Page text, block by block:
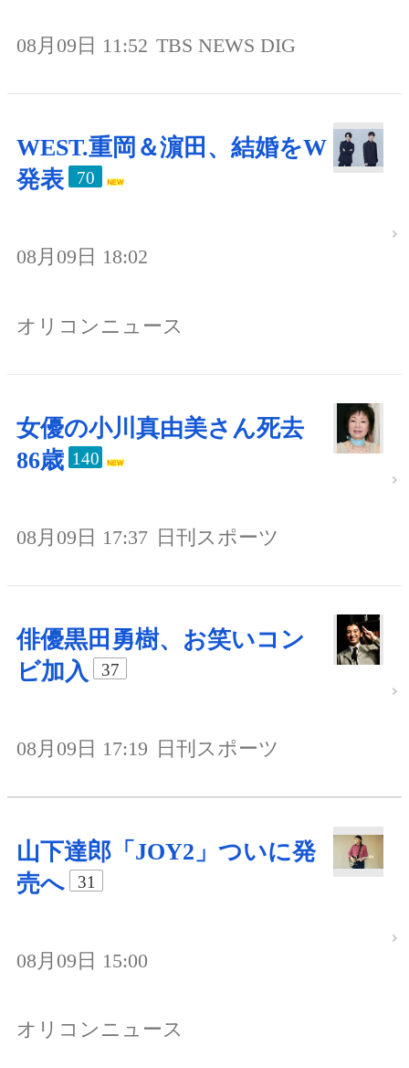
08月09日 11:52 TBS NEWS DIG
WEST.重岡＆濵田、結婚をW
発表
70
08月09日 18:02
オリコンニュース
女優の小川真由美さん死去
86歳 140
08月09日 17:37 日刊スポーツ
俳優黒田勇樹、お笑いコン
ビ加入
37
08月09日 17:19 日刊スポーツ
山下達郎「JOY2」ついに発
売へ
31
08月09日 15:00
オリコンニュース